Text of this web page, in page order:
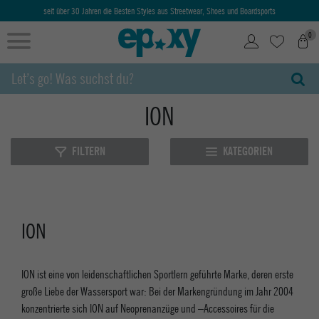
seit über 30 Jahren die Besten Styles aus Streetwear, Shoes und Boardsports
0
ION
FILTERN KATEGORIEN
ION
ION ist eine von leidenschaftlichen Sportlern geführte Marke, deren erste
große Liebe der Wassersport war: Bei der Markengründung im Jahr 2004
konzentrierte sich ION auf Neoprenanzüge und –Accessoires für die